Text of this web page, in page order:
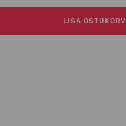
LISA OSTUKORVI